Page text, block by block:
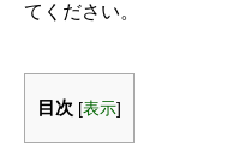
てください。
目次 [表示]